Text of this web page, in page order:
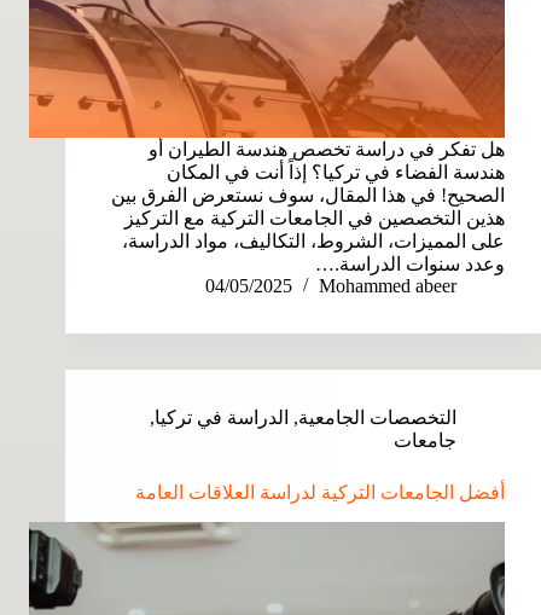
هل تفكر في دراسة تخصص هندسة الطيران أو
هندسة الفضاء في تركيا؟ إذاً أنت في المكان
الصحيح! في هذا المقال، سوف نستعرض الفرق بين
هذين التخصصين في الجامعات التركية مع التركيز
على المميزات، الشروط، التكاليف، مواد الدراسة،
وعدد سنوات الدراسة.…
Mohammed abeer
04/05/2025
التخصصات الجامعية, الدراسة في تركيا,
جامعات
أفضل الجامعات التركية لدراسة العلاقات العامة